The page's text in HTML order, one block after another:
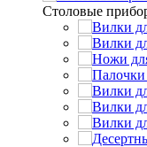
Cтоловые